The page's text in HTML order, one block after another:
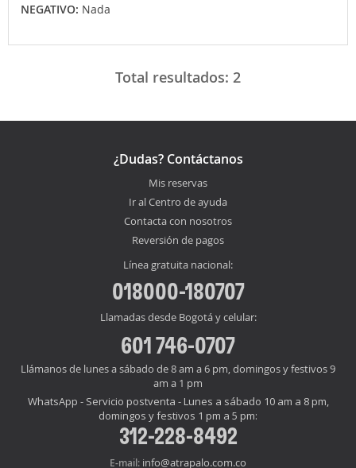
NEGATIVO: Nada
Total resultados: 2
¿Dudas? Contáctanos
Mis reservas
Ir al Centro de ayuda
Contacta con nosotros
Reversión de pagos
Línea gratuita nacional:
018000-180707
Llamadas desde Bogotá y celular:
601 746-0707
Llámanos de lunes a sábado de 8 am a 6 pm, domingos y festivos 9
am a 1 pm
WhatsApp - Servicio postventa - Lunes a sábado 10 am a 8 pm,
domingos y festivos 1 pm a 5 pm:
312-228-8492
E-mail: info@atrapalo.com.co